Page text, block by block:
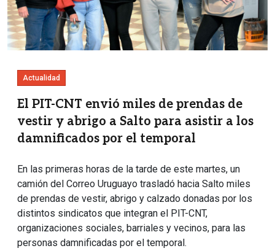
Actualidad
El PIT-CNT envió miles de prendas de
vestir y abrigo a Salto para asistir a los
damnificados por el temporal
En las primeras horas de la tarde de este martes, un
camión del Correo Uruguayo trasladó hacia Salto miles
de prendas de vestir, abrigo y calzado donadas por los
distintos sindicatos que integran el PIT-CNT,
organizaciones sociales, barriales y vecinos, para las
personas damnificadas por el temporal.